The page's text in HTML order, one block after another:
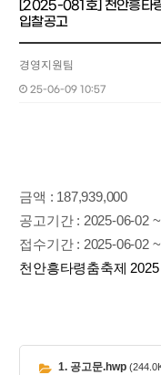
[2025-081호] 천안흥타
입찰공고
경영지원팀
25-06-09 10:57
금액 : 187,939,000
공고기간: 2025-06-02
접수기간: 2025-06-02
천안흥타령춤축제
1. 공고문.hwp